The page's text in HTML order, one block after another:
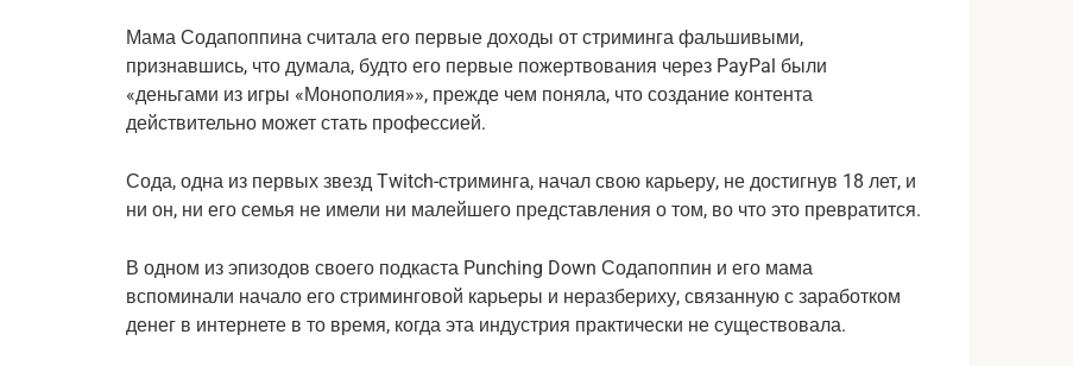
Мама Содапоппина считала его первые доходы от стриминга фальшивыми,
признавшись, что думала, будто его первые пожертвования через PayPal были
«деньгами из игры «Монополия»», прежде чем поняла, что создание контента
действительно может стать профессией.
Сода, одна из первых звезд Twitch-стриминга, начал свою карьеру, не достигнув 18 лет, и
ни он, ни его семья не имели ни малейшего представления о том, во что это превратится.
В одном из эпизодов своего подкаста Punching Down Содапоппин и его мама
вспоминали начало его стриминговой карьеры и неразбериху, связанную с заработком
денег в интернете в то время, когда эта индустрия практически не существовала.